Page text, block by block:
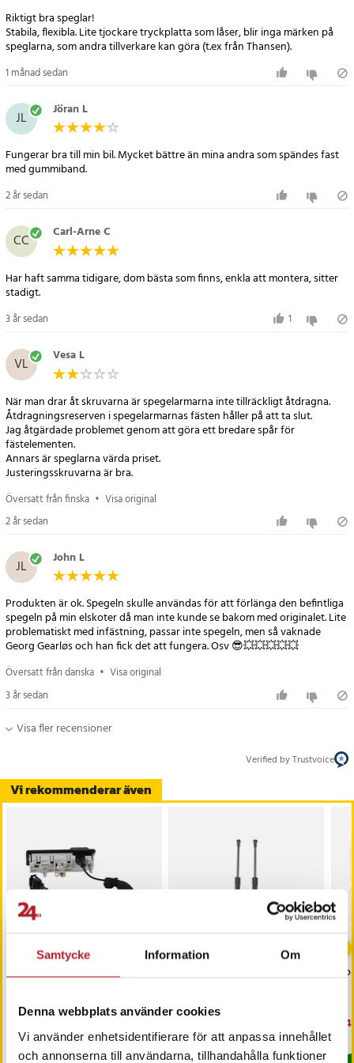
Samtycke Information Om
Denna webbplats använder cookies
Vi använder enhetsidentifierare för att anpassa innehållet
och annonserna till användarna, tillhandahålla funktioner
Vi rekommenderar även
Backkamera till Audi -
I lager, levereras inom 1-2 vardagar
Z4/E85/E86
89 krTidigare pris:269 kr
I lager, levereras inom 1-2 vardagar
Riktigt bra speglar!
Stabila, flexibla. Lite tjockare tryckplatta som låser, blir inga märken på
1 månad sedan
JL Jöran L
Fungerar bra till min bil. Mycket bättre än mina andra som spändes fast
med gummiband.
2 år sedan
CC Carl-Arne C
Har haft samma tidigare, dom bästa som finns, enkla att montera, sitter
stadigt.
3 år sedan 1
VL Vesa L
När man drar åt skruvarna är spegelarmarna inte tillräckligt åtdragna.
Åtdragningsreserven i spegelarmarnas fästen håller på att ta slut.
Jag åtgärdade problemet genom att göra ett bredare spår för
fästelementen.
Annars är speglarna värda priset.
Justeringsskruvarna är bra.
Översatt från finska • Visa original
2 år sedan
JL John L
Produkten är ok. Spegeln skulle användas för att förlänga den befintliga
spegeln på min elskoter då man inte kunde se bakom med originalet. Lite
problematiskt med infästning, passar inte spegeln, men så vaknade
Georg Gearløs och han fick det att fungera. Osv 😎💥💥💥💥💥
Översatt från danska • Visa original
3 år sedan
Visa fler recensioner
Verified by Trustvoice